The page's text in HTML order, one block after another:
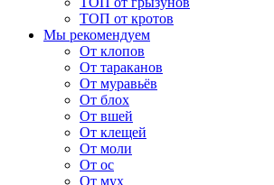
ТОП от кротов
Мы рекомендуем
От клопов
От тараканов
От муравьёв
От блох
От вшей
От клещей
От моли
От ос
От мух